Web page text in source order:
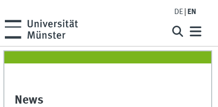
DE EN
News